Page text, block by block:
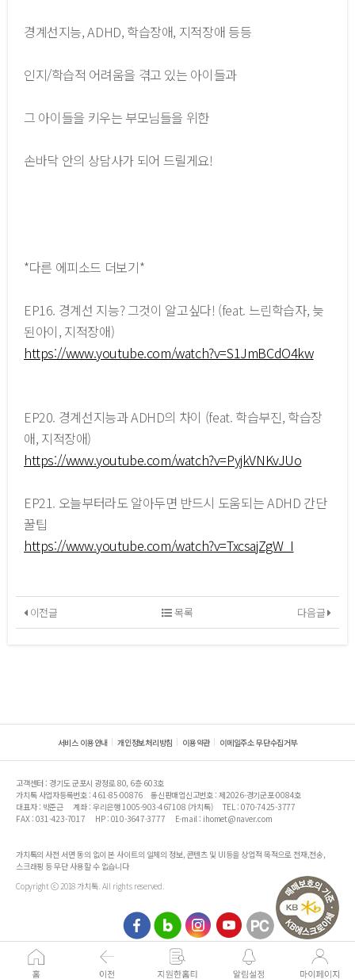
경계선지능, ADHD, 학습장애, 지적장애 등등
인지/학습적 어려움을 겪고 있는 아이들과
그 아이들을 키우는 부모님들을 위한
손바닥 안의 상담사가 되어 드릴게요!
*다른 에피소드 더보기*
EP16. 경계선 지능? 그것이 알고싶다! (feat. 느린학습자, 늦
된아이, 지적장애)
https://www.youtube.com/watch?v=S1JmBCdO4kw
EP20. 경계선지능과 ADHD의 차이 (feat. 학습부진, 학습장
애, 지적장애)
https://www.youtube.com/watch?v=PyjkVNKvJUo
EP21. 오늘부터라도 알아두면 반드시 도움되는 ADHD 간단
꿀팁
https://www.youtube.com/watch?v=TxcsajZgW_I
이전글 다음글
목록
서비스 이용안내 개인정보처리방침 이용약관 이메일주소 무단수집거부
고객센터 : 경기도 군포시 광정로 80, 6층 603호
가치톡 사업자등록번호 : 461-85-00876
통신판매업신고번호 : 제2026-경기군포-0084호
대표자 : 박준근
계좌 : 우리은행 1005-903-467108 (가치톡)
TEL : 070-7425-3777
FAX : 031-423-7017
HP : 010-3647-3777 E-mail : ihomet@naver.com
가치톡의 사전 서면 동의 없이 본 사이트의 일체의 정보, 콘텐츠 및 UI등을 상업적 목적으로 전재,전송,
스크래핑 등 무단 사용할 수 없습니다
Copyright ⓒ 2018 가치톡. All rights reserved.